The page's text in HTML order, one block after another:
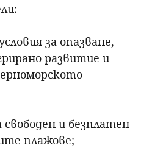
за опазване,
развитие и
свободен и безплатен
плажове;